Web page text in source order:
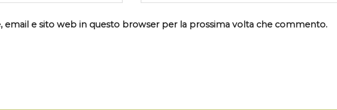
email e sito web in questo browser per la prossima volta che commento.